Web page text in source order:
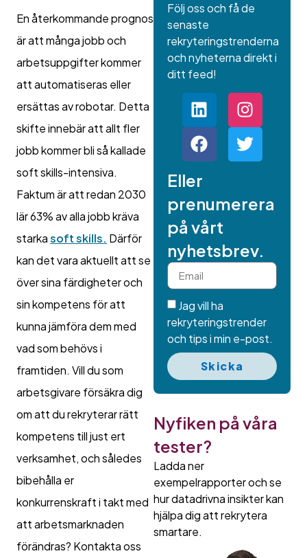
En återkommande prognos
är att många jobb och
arbetsuppgifter kommer
att automatiseras eller
ersättas av robotar. Detta
skifte innebär att allt fler
jobb kommer bli så kallade
soft skills-intensiva.
Faktum är att redan 2030
lär 63% av alla jobb kräva
starkasoft skills. Därför
kan det vara aktuellt att se
över sina färdigheter och
sin kompetens för att
kunna jämföra dem med
vad som behövs i
framtiden. Vill du som
arbetsgivare försäkra dig
om att du rekryterar rätt
kompetens till just ert
verksamhet, och således
bibehålla er
konkurrenskraft i takt med
att arbetsmarknaden
förändras? Kontakta oss
Följ oss och få de
senaste
rekryteringstrenderna
och nyheterna direkt i
ditt feed!
Eller
prenumerera
på vårt
nyhetsbrev.
Jag vill ha
rekryteringstrender
och tips i min e-post.
Skicka
Nyfiken på våra
tester?
Ladda ner
exempelrapporter och se
hur datadrivna insikter kan
hjälpa dig att rekrytera
smartare.